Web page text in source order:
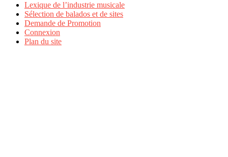
Lexique de l’industrie musicale
Sélection de balados et de sites
Demande de Promotion
Connexion
Plan du site